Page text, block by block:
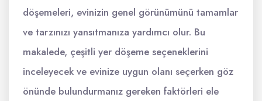
döşemeleri, evinizin genel görünümünü tamamlar
ve tarzınızı yansıtmanıza yardımcı olur. Bu
makalede, çeşitli yer döşeme seçeneklerini
inceleyecek ve evinize uygun olanı seçerken göz
önünde bulundurmanız gereken faktörleri ele